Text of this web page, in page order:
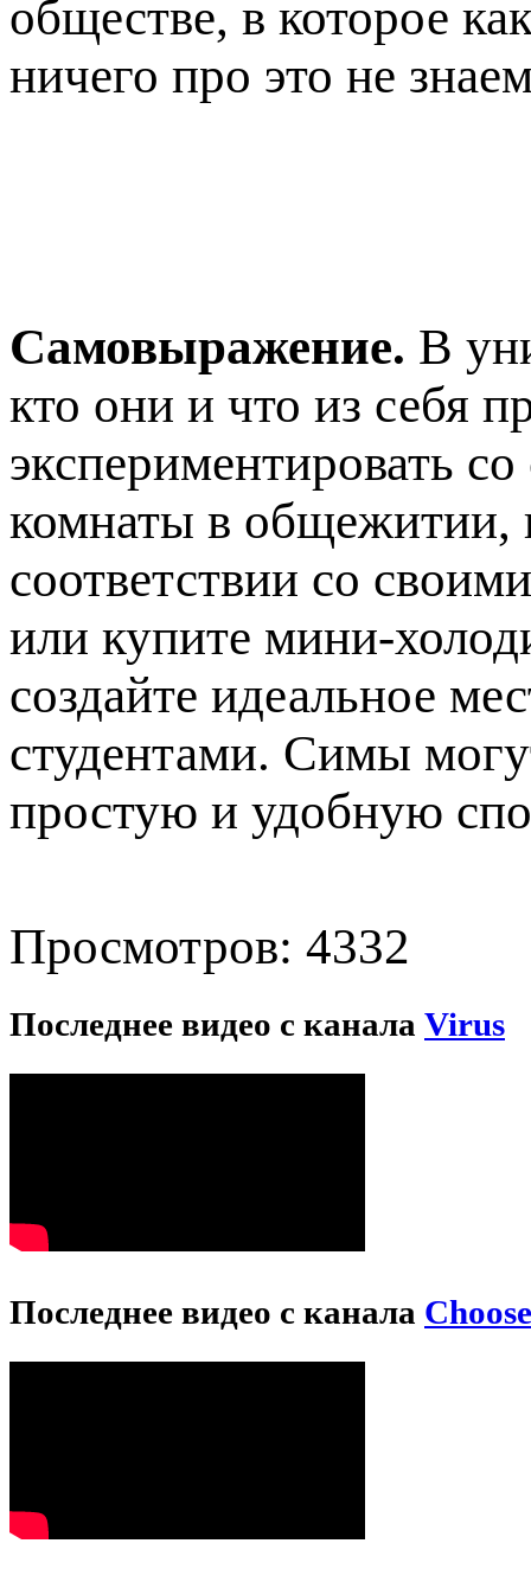
обществе, в которое
ничего про это не
Самовыражение. В
кто они и что из себя
экспериментировать
комнаты в общежитии,
соответствии со
или купите мини-
создайте идеальное
студентами. Симы
простую и удобную
Просмотров: 4332
Последнее видео с канала Virus
Последнее видео с канала